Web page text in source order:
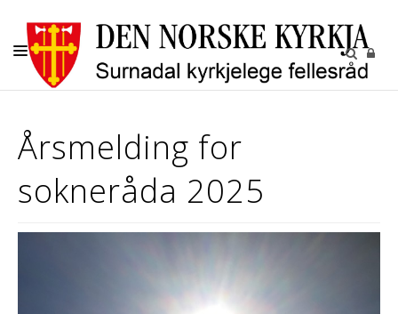
BARN OG UNGE
KYRKJENE
Årsmelding for
sokneråda 2025